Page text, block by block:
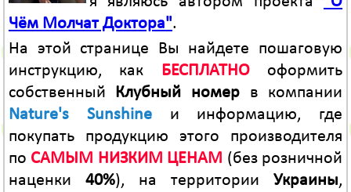
Чём Молчат Доктора".
На этой странице Вы найдете пошаговую
инструкцию, как БЕСПЛАТНОоформить
собственный Клубный номер в компании
Nature's Sunshineи информацию, где
покупать продукцию этого производителя
по САМЫМ НИЗКИМ ЦЕНАМ (без розничной
наценки 40%), на территорииУкраины,